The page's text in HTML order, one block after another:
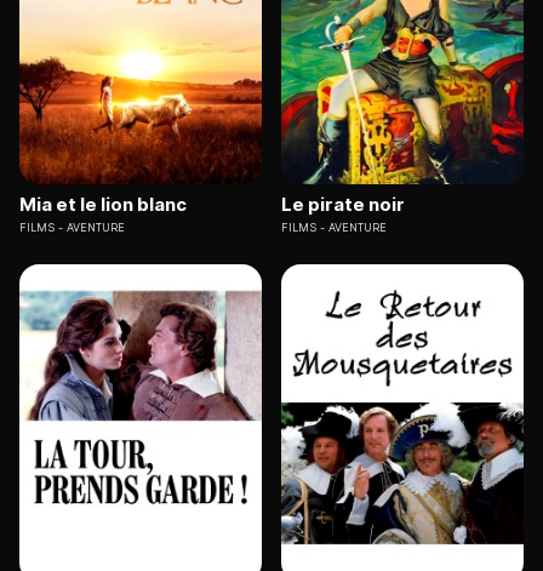
Mia et le lion blanc
FILMS AVENTURE
Le pirate noir
FILMS AVENTURE